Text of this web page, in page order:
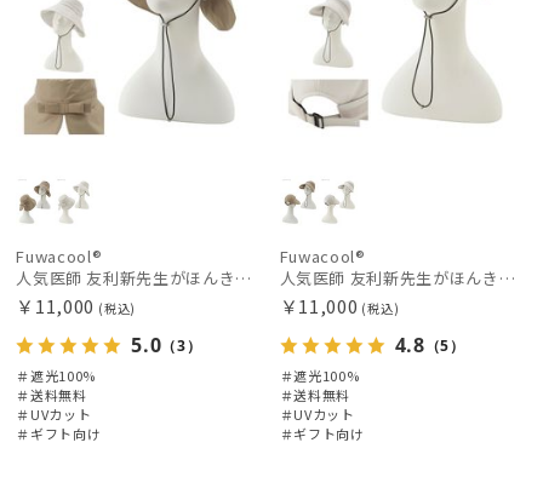
人気順
売上点数順
お気に入り
Fuwacool®
人気医師 友利新先生がほんきでつくったUVカット100％帽子【遮光100％帽子】フワクール® (Fuwacool®) リボンクロッシェ
￥11,000 (税込)
5.0 （3）
＃遮光100%
＃送料無料
＃UVカット
＃ギフト向け
Fuwacool®
人気医師 友利新先生がほんきでつくったUVカット100％帽子【遮光100％帽子】フワクール® (Fuwacool®) ジョッキーサンバイザー
￥11,000 (税込)
4.8 （5）
＃遮光100%
＃送料無料
＃UVカット
＃ギフト向け